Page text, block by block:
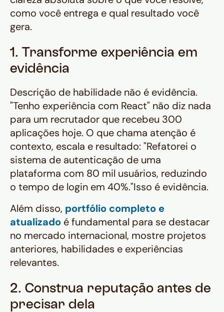
como você entrega e qual resultado você
gera.
1. Transforme experiência em
evidência
Descrição de habilidade não é evidência.
"Tenho experiência com React" não diz nada
para um recrutador que recebeu 300
aplicações hoje. O que chama atenção é
contexto, escala e resultado: "Refatorei o
sistema de autenticação de uma
plataforma com 80 mil usuários, reduzindo
o tempo de login em 40%."Isso é evidência.
Além disso, portfólio completo e
atualizado é fundamental para se destacar
no mercado internacional, mostre projetos
anteriores, habilidades e experiências
relevantes.
2. Construa reputação antes de
precisar dela